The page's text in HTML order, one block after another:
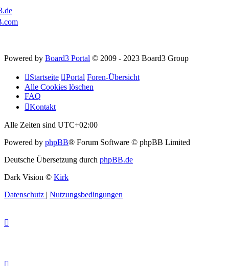
Powered by Board3 Portal © 2009 - 2023 Board3 Group
Startseite Portal Foren-Übersicht
Alle Cookies löschen
FAQ
Kontakt
Alle Zeiten sind UTC+02:00
Powered by phpBB® Forum Software © phpBB Limited
Deutsche Übersetzung durch phpBB.de
Dark Vision © Kirk
Datenschutz | Nutzungsbedingungen